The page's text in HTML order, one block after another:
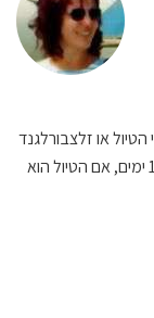
או זלצבורלגנד
והאגמים או טירול (אם הטיול הוא לפרק זמן של כ-10 ימים, אם הטיול הוא